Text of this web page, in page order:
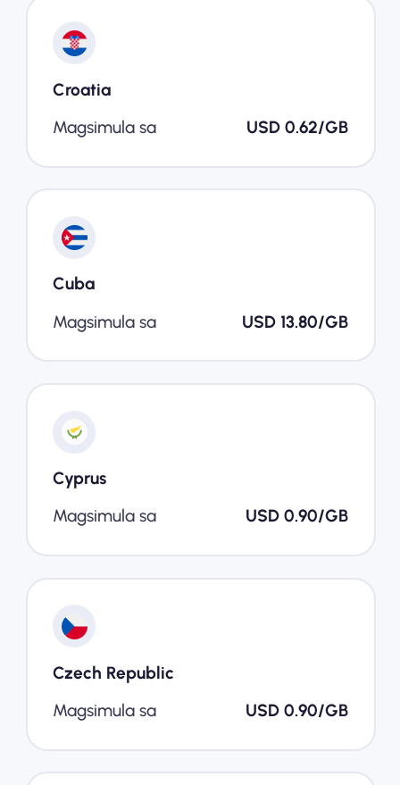
Croatia
Magsimula sa
USD 0.62/GB
Cuba
Magsimula sa
USD 13.80/GB
Cyprus
Magsimula sa
USD 0.90/GB
Czech Republic
Magsimula sa
USD 0.90/GB